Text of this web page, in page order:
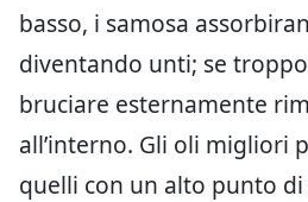
basso, i samosa
diventando unti; se
bruciare esternamente
all’interno. Gli oli migliori
quelli con un alto punto di